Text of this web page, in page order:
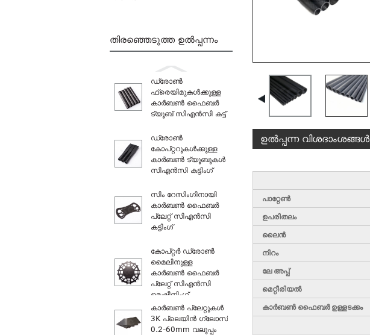
തിരഞ്ഞെടുത്ത ഉൽപ്പന്നം
ഡ്രോൺ
ഫ്രെയിമുകൾക്കുള്ള
കാർബൺ ഫൈബർ
ട്യൂബ് സിഎൻസി കട്ട്
ഡ്രോൺ
കോപ്റ്ററുകൾക്കുള്ള
കാർബൺ ട്യൂബുകൾ
സിഎൻസി കട്ടിംഗ്
സിം റേസിംഗിനായി
കാർബൺ ഫൈബർ
പ്ലേറ്റ് സിഎൻസി
കട്ടിംഗ്
കോപ്റ്റർ ഡ്രോൺ
മൈലിനുള്ള
കാർബൺ ഫൈബർ
പ്ലേറ്റ് സിഎൻസി
മെഷീനിംഗ്...
കാർബൺ പ്ലേറ്റുകൾ
3K പ്ലെയിൻ ഗ്ലോസ്
0.2-60mm വലുപ്പം
ഉൽപ്പന്ന വിശദാംശങ്ങൾ
പാറ്റേൺ
ഉപരിതലം
ലൈൻ
നിറം
ലേ അപ്പ്
മെറ്റീരിയൽ
കാർബൺ ഫൈബർ ഉള്ളടക്കം